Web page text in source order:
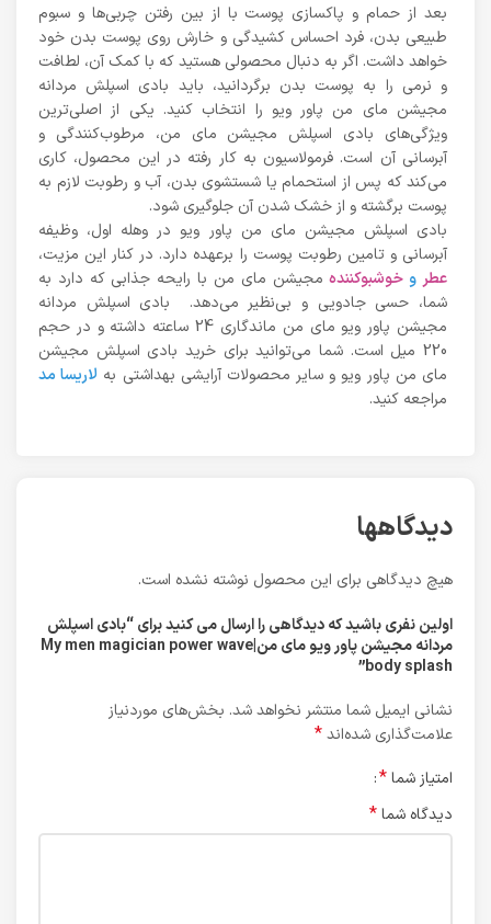
بعد از حمام و پاکسازی پوست با از بین رفتن چربی‌ها و سبوم
طبیعی بدن، فرد احساس کشیدگی و خارش روی پوست بدن خود
خواهد داشت. اگر به دنبال محصولی هستید که با کمک آن، لطافت
و نرمی را به پوست بدن برگردانید، باید بادی اسپلش مردانه
مجیشن مای من پاور ویو را انتخاب کنید. یکی از اصلی‌ترین
ویژگی‌های بادی اسپلش مجیشن مای من، مرطوب‌کنندگی و
آبرسانی آن است. فرمولاسیون به کار رفته در این محصول، کاری
می‌کند که پس از استحمام یا شستشوی بدن، آب و رطوبت لازم به
پوست برگشته و از خشک شدن آن جلوگیری شود.
بادی اسپلش مجیشن مای من پاور ویو در وهله اول، وظیفه
آبرسانی و تامین رطوبت پوست را برعهده دارد. در کنار این مزیت،
عطر و خوشبوکنندهمجیشن مای من با رایحه جذابی که دارد به
شما، حسی جادویی و بی‌نظیر می‌دهد. بادی اسپلش مردانه
مجیشن پاور ویو مای من ماندگاری 24 ساعته داشته و در حجم
220 میل است. شما می‌توانید برای خرید بادی اسپلش مجیشن
مای من پاور ویو و سایر محصولات آرایشی بهداشتی به لاریسا مد
مراجعه کنید.
دیدگاهها
هیچ دیدگاهی برای این محصول نوشته نشده است.
اولین نفری باشید که دیدگاهی را ارسال می کنید برای “بادی اسپلش
مردانه مجیشن پاور ویو مای من|My men magician power wave
body splash”
نشانی ایمیل شما منتشر نخواهد شد. بخش‌های موردنیاز
علامت‌گذاری شده‌اند*
امتیاز شما*
دیدگاه شما*